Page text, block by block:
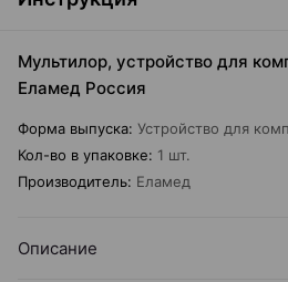
Мультилор, устройство для
Еламед Россия
Форма выпуска: Устройство для
Кол-во в упаковке: 1 шт.
Производитель: Еламед
Описание